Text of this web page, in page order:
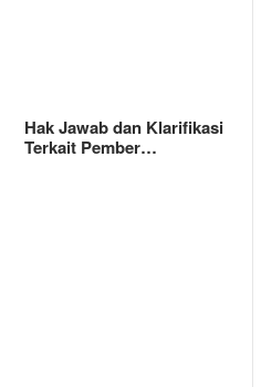
Hak Jawab dan Klarifikasi
Terkait Pember…